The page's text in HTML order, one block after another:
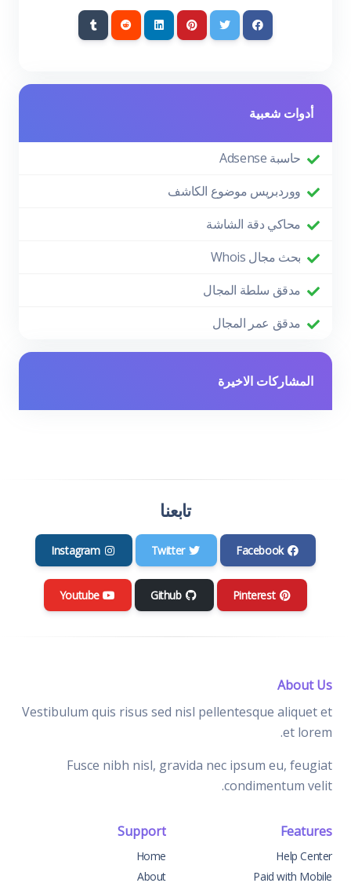
أدوات شعبية
حاسبة Adsense
ووردبريس موضوع الكاشف
محاكي دقة الشاشة
بحث مجال Whois
مدقق سلطة المجال
مدقق عمر المجال
المشاركات الاخيرة
تابعنا
Facebook
Twitter
Instagram
Pinterest
Github
Youtube
About Us
Vestibulum quis risus sed nisl pellentesque aliquet et
et lorem.
Fusce nibh nisl, gravida nec ipsum eu, feugiat
condimentum velit.
Features
Help Center
Paid with Mobile
Support
Home
About